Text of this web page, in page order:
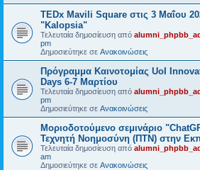
TEDx Mavili Square στις 3 Μαΐου
"Kalopsia"
Τελευταία δημοσίευση από
pm
Δημοσιεύτηκε σε Ανακοινώσεις
Πρόγραμμα Καινοτομίας UoI
Days 6-7 Μαρτίου
Τελευταία δημοσίευση από
pm
Δημοσιεύτηκε σε Ανακοινώσεις
Μοριοδοτούμενο σεμινάριο
Τεχνητή Νοημοσύνη (ΠΤΝ) στην
Τελευταία δημοσίευση από
am
Δημοσιεύτηκε σε Ανακοινώσεις